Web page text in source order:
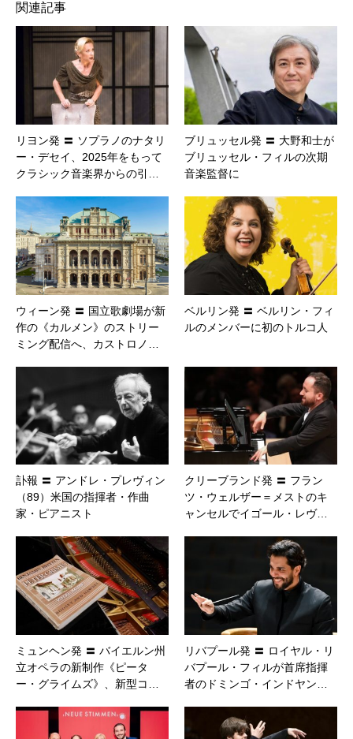
関連記事
リヨン発 〓 ソプラノのナタリ
ー・デセイ、2025年をもって
クラシック音楽界からの引…
ブリュッセル発 〓 大野和士が
ブリュッセル・フィルの次期
音楽監督に
ウィーン発 〓 国立歌劇場が新
作の《カルメン》のストリー
ミング配信へ、カストロノ…
ベルリン発 〓 ベルリン・フィ
ルのメンバーに初のトルコ人
訃報 〓 アンドレ・プレヴィン
（89）米国の指揮者・作曲
家・ピアニスト
クリーブランド発 〓 フラン
ツ・ウェルザー＝メストのキ
ャンセルでイゴール・レヴ…
ミュンヘン発 〓 バイエルン州
立オペラの新制作《ピータ
ー・グライムズ》、新型コ…
リバプール発 〓 ロイヤル・リ
バプール・フィルが首席指揮
者のドミンゴ・インドヤン…